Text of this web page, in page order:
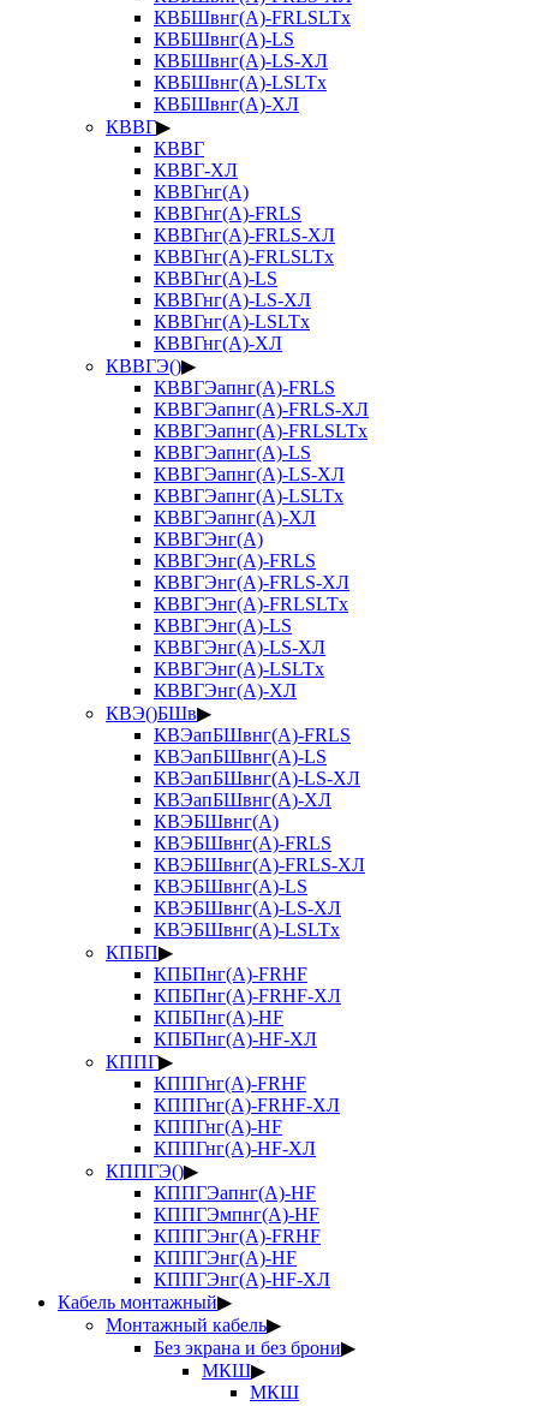
КВБШвнг(А)-FRLSLTx
КВБШвнг(А)-LS
КВБШвнг(А)-LS-ХЛ
КВБШвнг(А)-LSLTx
КВБШвнг(А)-ХЛ
КВВГ▶
КВВГ
КВВГ-ХЛ
КВВГнг(А)
КВВГнг(А)-FRLS
КВВГнг(А)-FRLS-ХЛ
КВВГнг(А)-FRLSLTx
КВВГнг(А)-LS
КВВГнг(А)-LS-ХЛ
КВВГнг(А)-LSLTx
КВВГнг(А)-ХЛ
КВВГЭ()▶
КВВГЭапнг(А)-FRLS
КВВГЭапнг(А)-FRLS-ХЛ
КВВГЭапнг(А)-FRLSLTx
КВВГЭапнг(А)-LS
КВВГЭапнг(А)-LS-ХЛ
КВВГЭапнг(А)-LSLTx
КВВГЭапнг(А)-ХЛ
КВВГЭнг(А)
КВВГЭнг(А)-FRLS
КВВГЭнг(А)-FRLS-ХЛ
КВВГЭнг(А)-FRLSLTx
КВВГЭнг(А)-LS
КВВГЭнг(А)-LS-ХЛ
КВВГЭнг(А)-LSLTx
КВВГЭнг(А)-ХЛ
КВЭ()БШв▶
КВЭапБШвнг(А)-FRLS
КВЭапБШвнг(А)-LS
КВЭапБШвнг(А)-LS-ХЛ
КВЭапБШвнг(А)-ХЛ
КВЭБШвнг(А)
КВЭБШвнг(А)-FRLS
КВЭБШвнг(А)-FRLS-ХЛ
КВЭБШвнг(А)-LS
КВЭБШвнг(А)-LS-ХЛ
КВЭБШвнг(А)-LSLTx
КПБП▶
КПБПнг(А)-FRHF
КПБПнг(А)-FRHF-ХЛ
КПБПнг(А)-HF
КПБПнг(А)-HF-ХЛ
КППГ▶
КППГнг(А)-FRHF
КППГнг(А)-FRHF-ХЛ
КППГнг(А)-HF
КППГнг(А)-HF-ХЛ
КППГЭ()▶
КППГЭапнг(А)-HF
КППГЭмпнг(А)-HF
КППГЭнг(А)-FRHF
КППГЭнг(А)-HF
КППГЭнг(А)-HF-ХЛ
Кабель монтажный▶
Монтажный кабель▶
Без экрана и без брони▶
МКШ▶
МКШ